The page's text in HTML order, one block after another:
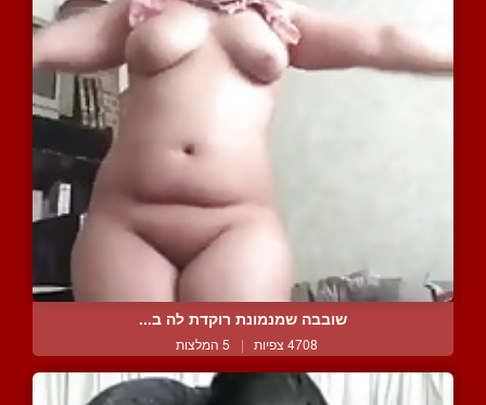
שובבה שמנמונת רוקדת לה ב...
4708 צפיות | 5 המלצות